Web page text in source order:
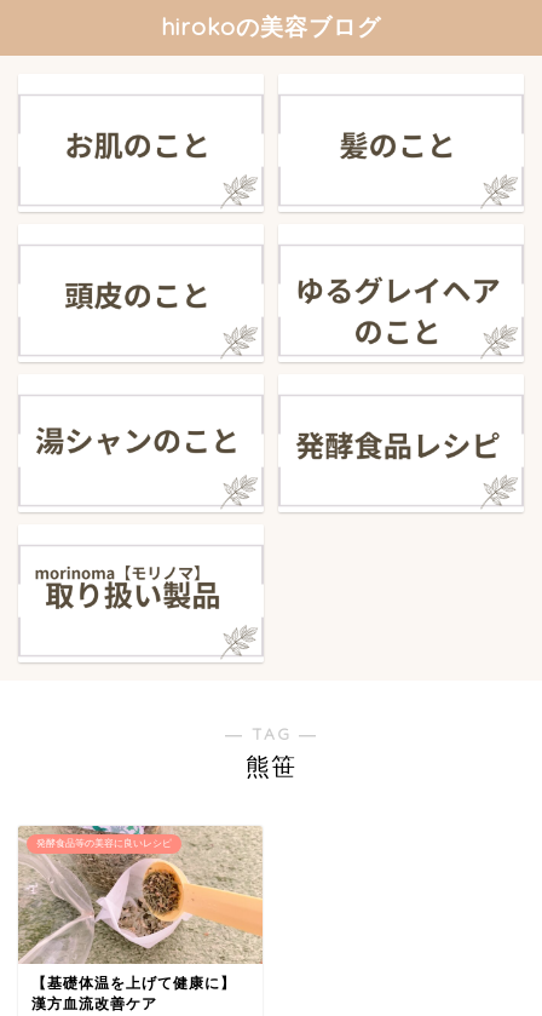
hirokoの美容ブログ
― TAG ―
熊笹
発酵食品等の美容に良いレシピ
【基礎体温を上げて健康に】
漢方血流改善ケア